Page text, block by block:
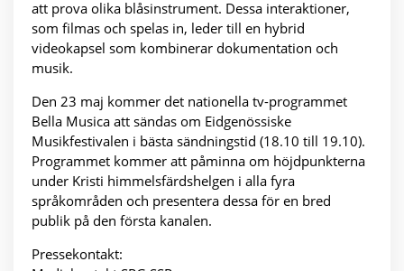
att prova olika blåsinstrument. Dessa interaktioner,
som filmas och spelas in, leder till en hybrid
videokapsel som kombinerar dokumentation och
musik.
Den 23 maj kommer det nationella tv-programmet
Bella Musica att sändas om Eidgenössiske
Musikfestivalen i bästa sändningstid (18.10 till 19.10).
Programmet kommer att påminna om höjdpunkterna
under Kristi himmelsfärdshelgen i alla fyra
språkområden och presentera dessa för en bred
publik på den första kanalen.
Pressekontakt: